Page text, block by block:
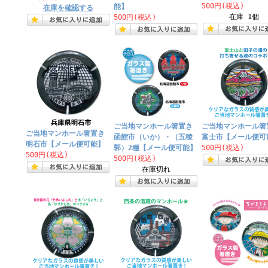
在庫を確認する
能】
500円(税込)
500円(税込)
在庫 1個
ご当地マンホール箸置き
明石市【メール便可能】
500円(税込)
ご当地マンホール箸置き
函館市（いか）・（五稜
郭）2種【メール便可能】
500円(税込)
在庫切れ
ご当地マンホール箸
富士市【メール便可
500円(税込)